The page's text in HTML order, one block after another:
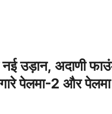
नई उड़ान, अदाणी
पेलमा-2 और पेलमा